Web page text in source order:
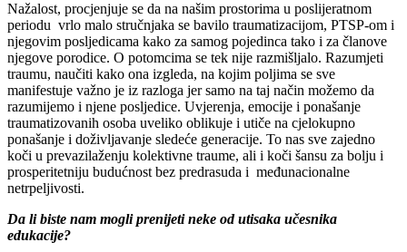
Nažalost, procjenjuje se da na našim prostorima u poslijeratnom
periodu vrlo malo stručnjaka se bavilo traumatizacijom, PTSP-om i
njegovim posljedicama kako za samog pojedinca tako i za članove
njegove porodice. O potomcima se tek nije razmišljalo. Razumjeti
traumu, naučiti kako ona izgleda, na kojim poljima se sve
manifestuje važno je iz razloga jer samo na taj način možemo da
razumijemo i njene posljedice. Uvjerenja, emocije i ponašanje
traumatizovanih osoba uveliko oblikuje i utiče na cjelokupno
ponašanje i doživljavanje sledeće generacije. To nas sve zajedno
koči u prevazilaženju kolektivne traume, ali i koči šansu za bolju i
prosperitetniju budućnost bez predrasuda i međunacionalne
netrpeljivosti.
Da li biste nam mogli prenijeti neke od utisaka učesnika
edukacije?